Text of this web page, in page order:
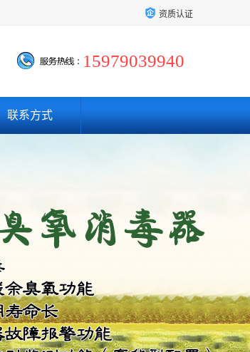
资质认证
15979039940
联系方式